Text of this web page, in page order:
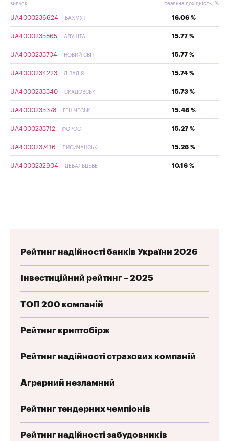
випуск реальна дохідність, %
UA4000236624 БАХМУТ 16.06 %
UA4000235865 АЛУШТА 15.77 %
UA4000233704 НОВИЙ СВІТ 15.77 %
UA4000234223 ЛІВАДІЯ 15.74 %
UA4000233340 СКАДОВСЬК 15.73 %
UA4000235378 ГЕНІЧЕСЬК 15.48 %
UA4000233712 ФОРОС 15.27 %
UA4000237416 ЛИСИЧАНСЬК 15.26 %
UA4000232904 ДЕБАЛЬЦЕВЕ 10.16 %
Рейтинг надійності банків України 2026
Інвестиційний рейтинг – 2025
ТОП 200 компаній
Рейтинг криптобірж
Рейтинг надійності страхових компаній
Аграрний незламний
Рейтинг тендерних чемпіонів
Рейтинг надійності забудовників